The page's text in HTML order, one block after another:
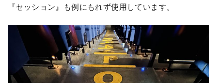
『セッション』も例にもれず使用しています。